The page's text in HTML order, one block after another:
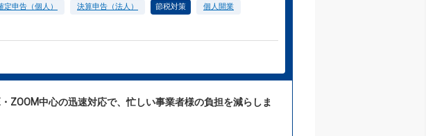
定申告（個人） 決算申告（法人） 節税対策 個人開業
ZOOM中心の迅速対応で、忙しい事業者様の負担を減らしま